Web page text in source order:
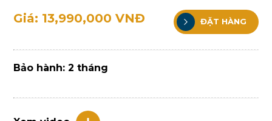
Giá: 13,990,000 VNĐ ĐẶT HÀNG
Bảo hành: 2 tháng